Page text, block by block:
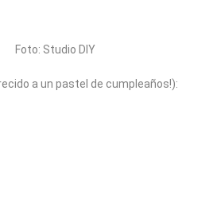
Foto: Studio DIY
a un pastel de cumpleaños!):